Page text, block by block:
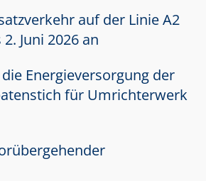
auf der Linie A2
Juni 2026 an
Energieversorgung der
für Umrichterwerk